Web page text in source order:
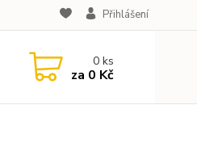
Přihlášení
0ks
za 0 Kč